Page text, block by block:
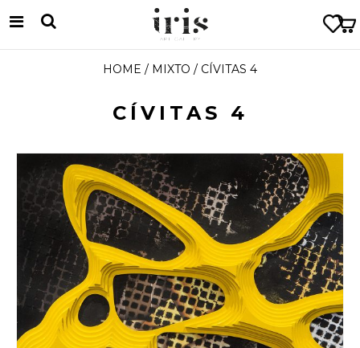
HOME / MIXTO / CÍVITAS 4
CÍVITAS 4